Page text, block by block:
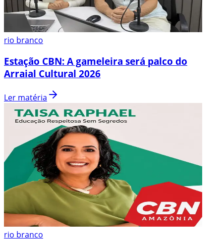
rio branco
Estação CBN: A gameleira será palco do
Arraial Cultural 2026
Ler matéria
rio branco